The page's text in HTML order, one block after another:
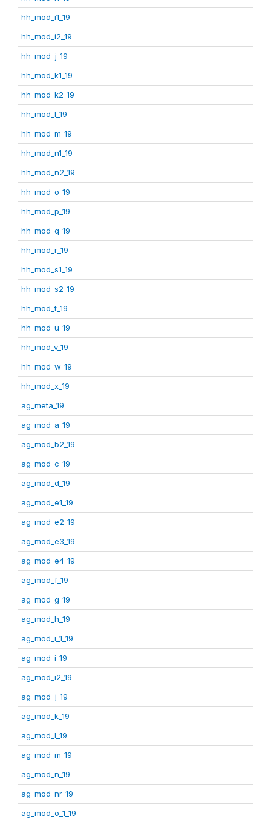
hh_mod_i1_19
hh_mod_i2_19
hh_mod_j_19
hh_mod_k1_19
hh_mod_k2_19
hh_mod_l_19
hh_mod_m_19
hh_mod_n1_19
hh_mod_n2_19
hh_mod_o_19
hh_mod_p_19
hh_mod_q_19
hh_mod_r_19
hh_mod_s1_19
hh_mod_s2_19
hh_mod_t_19
hh_mod_u_19
hh_mod_v_19
hh_mod_w_19
hh_mod_x_19
ag_meta_19
ag_mod_a_19
ag_mod_b2_19
ag_mod_c_19
ag_mod_d_19
ag_mod_e1_19
ag_mod_e2_19
ag_mod_e3_19
ag_mod_e4_19
ag_mod_f_19
ag_mod_g_19
ag_mod_h_19
ag_mod_i_1_19
ag_mod_i_19
ag_mod_i2_19
ag_mod_j_19
ag_mod_k_19
ag_mod_l_19
ag_mod_m_19
ag_mod_n_19
ag_mod_nr_19
ag_mod_o_1_19